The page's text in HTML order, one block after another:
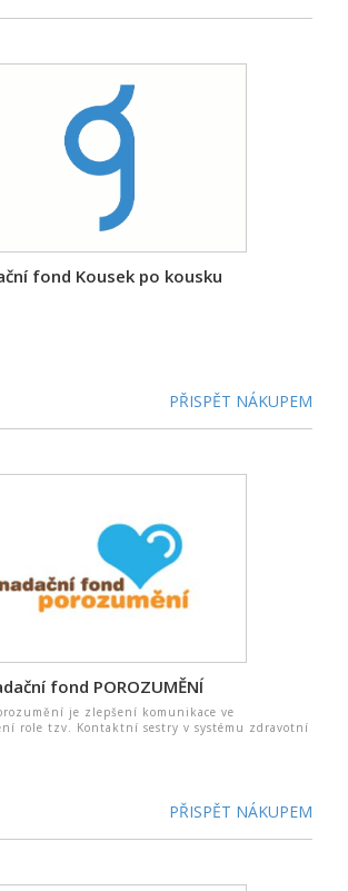
fond Kousek po kousku
PŘISPĚT NÁKUPEM
fond POROZUMĚNÍ
je zlepšení komunikace ve
role tzv. Kontaktní sestry v systému zdravotní
PŘISPĚT NÁKUPEM